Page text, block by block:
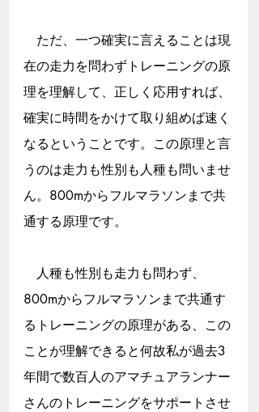
ただ、一つ確実に言えることは現
在の走力を問わずトレーニングの原
理を理解して、正しく応用すれば、
確実に時間をかけて取り組めば速く
なるということです。この原理と言
うのは走力も性別も人種も問いませ
ん。800mからフルマラソンまで共
通する原理です。
人種も性別も走力も問わず、
800mからフルマラソンまで共通す
るトレーニングの原理がある、この
ことが理解できると何故私が過去3
年間で数百人のアマチュアランナー
さんのトレーニングをサポートさせ